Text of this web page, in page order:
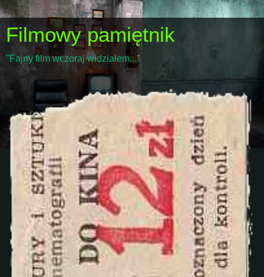
Filmowy pamiętnik
"Fajny film wczoraj widziałem..."